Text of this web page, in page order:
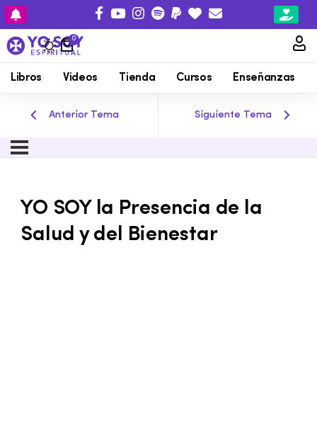
0
Libros Videos Tienda Cursos Enseñanzas
Anterior Tema Siguiente Tema
YO SOY la Presencia de la
Salud y del Bienestar